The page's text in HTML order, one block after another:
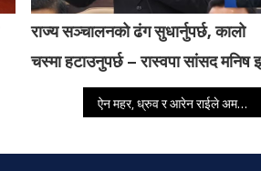
राज्य सञ्चालनको ढंग सुधार्नुपर्छ, कालो
चस्मा हटाउनुपर्छ – रास्वपा सांसद मनिष
ऐन महर, ध्रुव र आरेन राईले अमर्यादित व्यवहार देखाएको भन्दै सभामुखले गराए सचेत